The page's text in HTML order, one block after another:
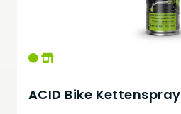
ACID Bike Kettenspray